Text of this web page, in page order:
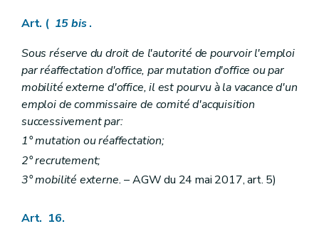
Art. 496
Section V
Art. 497
Art. 498
Art. 499
Chapitre XVI Dispositions abrogatoires, transitoires et finales
Art. 500
Art. 501
Art. 502
Art. 503
Art. 504
Livre IV INDEMNITES ET ALLOCATIONS ACCORDEES AU PERSONNEL DE LA REGION
Titre premier Réglementation générale des indemnités et allocations quelconques
Art. 507
Art. ( 15bis .
Sous réserve du droit de l'autorité de pourvoir l'emploi
par réaffectation d'office, par mutation d'office ou par
mobilité externe d'office, il est pourvu à la vacance d'un
emploi de commissaire de comité d'acquisition
successivement par:
1° mutation ou réaffectation;
2° recrutement;
3° mobilité externe.– AGW du 24 mai 2017, art. 5)
Art. 16.